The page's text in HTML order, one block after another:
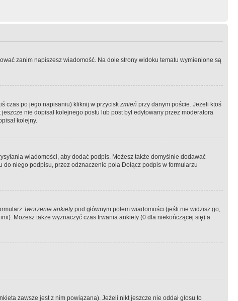
zanim napiszesz wiadomość. Na dole strony widoku tematu wymienione są
czas po jego napisaniu) kliknij w przycisk zmień przy danym poście. Jeżeli ktoś
nie dopisał kolejnego postu lub post był edytowany przez moderatora
kolejny.
wiadomości, aby dodać podpis. Możesz także domyślnie dodawać
niego podpisu, przez odznaczenie pola Dołącz podpis w formularzu
Tworzenie ankietypod głównym polem wiadomości (jeśli nie widzisz go,
Możesz także wyznaczyć czas trwania ankiety (0 dla niekończącej się) a
zawsze jest z nim powiązana). Jeżeli nikt jeszcze nie oddał głosu to